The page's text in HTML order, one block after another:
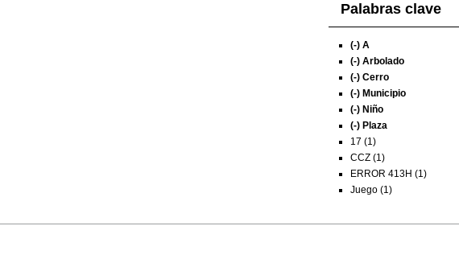
Palabras clave
(-) A
(-) Arbolado
(-) Cerro
(-) Municipio
(-) Niño
(-) Plaza
17 (1)
CCZ (1)
ERROR 413H (1)
Juego (1)